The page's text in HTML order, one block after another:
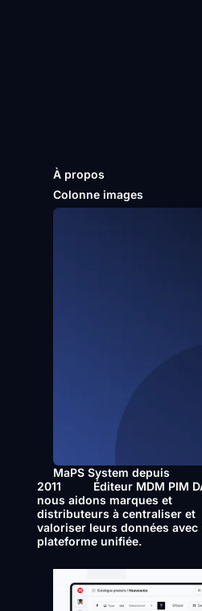
À propos
Colonne images
MaPS System depuis
2011
Éditeur MDM PIM
nous aidons marques et
distributeurs à centraliser et
valoriser leurs données avec
plateforme unifiée.